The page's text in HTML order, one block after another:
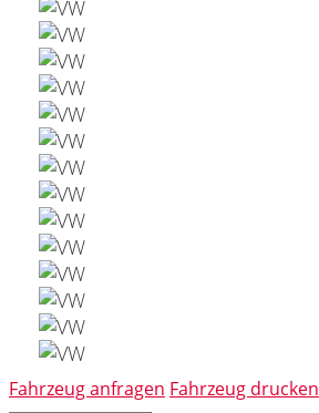
Fahrzeug anfragen Fahrzeug drucken